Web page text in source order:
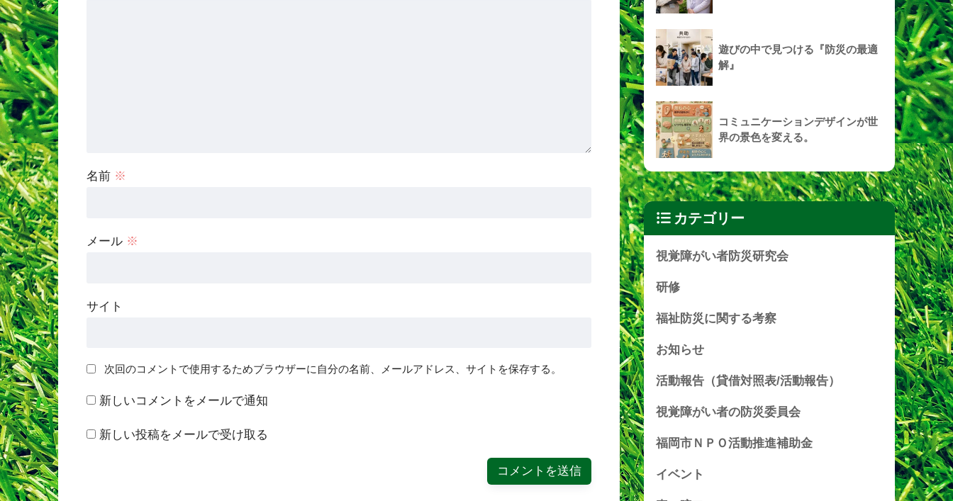
名前 ※
メール ※
サイト
次回のコメントで使用するためブラウザーに自分の名前、メールアドレス、サイトを保存する。
新しいコメントをメールで通知
新しい投稿をメールで受け取る
遊びの中で見つける『防災の最適
解』
コミュニケーションデザインが世
界の景色を変える。
カテゴリー
視覚障がい者防災研究会
研修
福祉防災に関する考察
お知らせ
活動報告（貸借対照表/活動報告）
視覚障がい者の防災委員会
福岡市ＮＰＯ活動推進補助金
イベント